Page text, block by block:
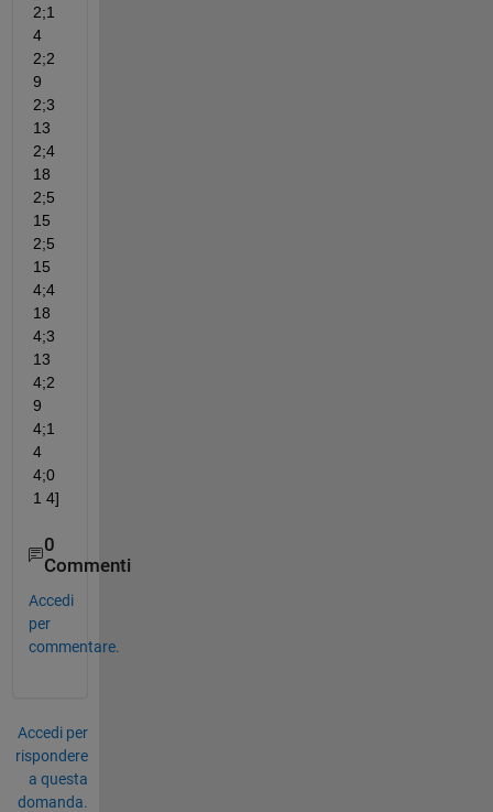
2;1
4
2;2
9
2;3
13
2;4
18
2;5
15
2;5
15
4;4
18
4;3
13
4;2
9
4;1
4
4;0
1 4]
0
Commenti
Accedi
per
commentare.
Accedi per
rispondere
a questa
domanda.